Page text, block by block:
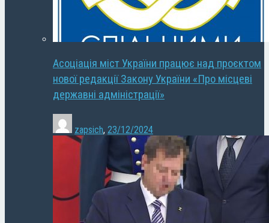
Асоціація міст України працює над проєктом
нової редакції Закону України «Про місцеві
державні адміністрації»
zapsich, 23/12/2024